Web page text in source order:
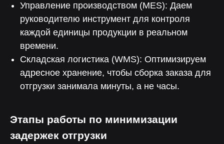
Управление производством (MES): Даем
руководителю инструмент для контроля
каждой единицы продукции в реальном
времени.
Складская логистика (WMS): Оптимизируем
адресное хранение, чтобы сборка заказа для
отгрузки занимала минуты, а не часы.
Этапы работы по минимизации
задержек отгрузки
Обращайтесь
к профессионалам
Оставьте заявку на бесплатную
консультацию и мы ответим на все ваши
вопросы
8 986 759 15 41
8 987 110 00 58